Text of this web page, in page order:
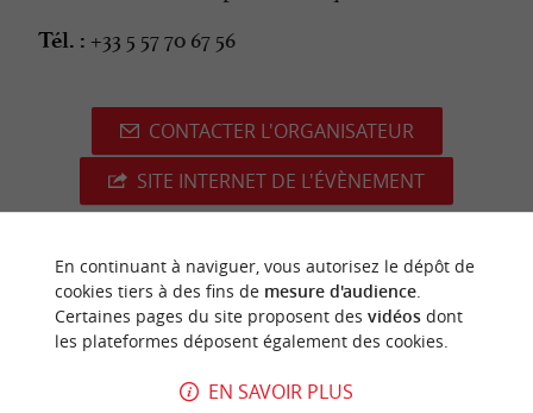
Tél. : +33 5 57 70 67 56
CONTACTER L'ORGANISATEUR
SITE INTERNET DE L'ÉVÈNEMENT
dernière mise à jour :07/05/2026 à 06:17:31
Source : Crédit photo :
CC BY-NC-ND 4.0
En continuant à naviguer, vous autorisez le dépôt de
cookies tiers à des fins de mesure d'audience.
Certaines pages du site proposent des vidéosdont
les plateformes déposent également des cookies.
EN SAVOIR PLUS